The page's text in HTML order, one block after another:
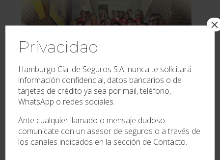
Privacidad
Hamburgo Cía. de Seguros S.A. nunca te solicitará
información confidencial, datos bancarios o de
tarjetas de crédito ya sea por mail, teléfono,
WhatsApp o redes sociales.
Ante cualquier llamado o mensaje dudoso
comunicate con un asesor de seguros o a través de
los canales indicados en la sección de Contacto.
×